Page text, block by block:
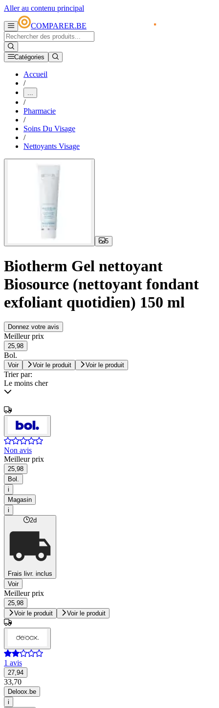
Aller au contenu principal
COMPARER.BE
Catégories
Accueil
/
...
/
Pharmacie
/
Soins Du Visage
/
Nettoyants Visage
5
Biotherm Gel nettoyant
Biosource (nettoyant fondant
exfoliant quotidien) 150 ml
Donnez votre avis
Meilleur prix
25,98
Bol.
Voir Voir le produit Voir le produit
Trier par:
Le moins cher
Non avis
Meilleur prix
25,98
Bol.
i
Magasin
i
2d
Frais livr. inclus
Voir
Meilleur prix
25,98
Voir le produit
Voir le produit
1 avis
27,94
33,70
Deloox.be
i